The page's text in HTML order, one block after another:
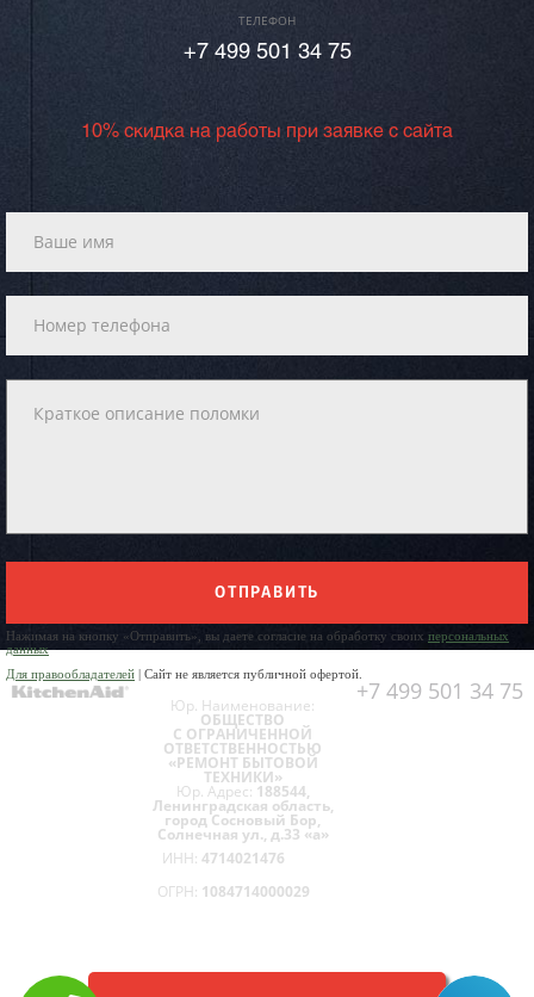
ТЕЛЕФОН
+7 499 501 34 75
10% скидка на работы при заявке с сайта
ОТПРАВИТЬ
Нажимая на кнопку «Отправить», вы даете согласие на обработку своих персональных
данных
Для правообладателей | Сайт не является публичной офертой.
+7 499 501 34 75
Юр. Наименование:
ОБЩЕСТВО
С ОГРАНИЧЕННОЙ
ОТВЕТСТВЕННОСТЬЮ
«РЕМОНТ БЫТОВОЙ
ТЕХНИКИ»
Юр. Адрес: 188544,
Ленинградская область,
город Сосновый Бор,
Солнечная ул., д.33 «а»
ИНН: 4714021476
ОГРН: 1084714000029